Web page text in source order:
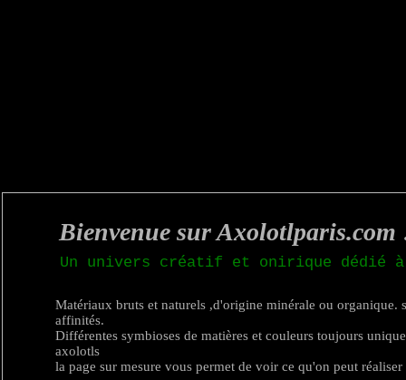
Bienvenue sur Axolotlparis.com
Un univers créatif et onirique dédié
Matériaux bruts et naturels ,d'origine minérale ou organique.
affinités.
Différentes symbioses de matières et couleurs toujours
axolotls
la page sur mesure vous permet de voir ce qu'on peut